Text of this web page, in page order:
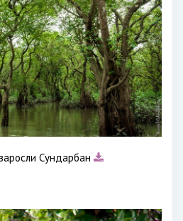
Сундарбан